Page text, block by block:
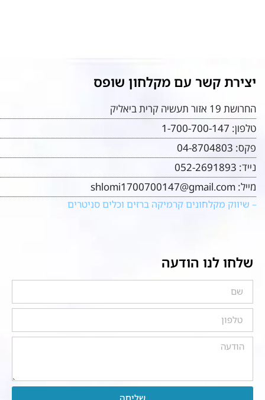
יצירת קשר עם מקלחון שופס
החרושת 19 אזור תעשיה קרית ביאליק
טלפון: 1-700-700-147
פקס: 04-8704803
נייד: 052-2691893
מייל: shlomi1700700147@gmail.com
– שיווק מקלחונים קרמיקה ברזים וכלים סניטרים
שלחו לנו הודעה